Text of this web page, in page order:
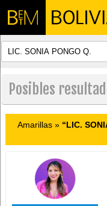
Posibles
Amarillas » “LIC.